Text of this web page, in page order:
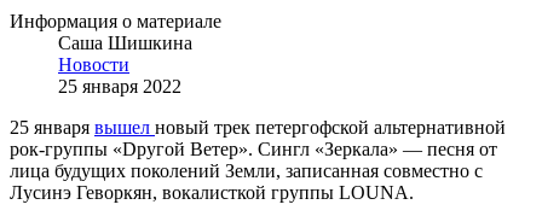
Информация о материале
Саша Шишкина
Новости
25 января 2022
25 января вышел новый трек петергофской альтернативной
рок-группы «Dругой Ветер». Сингл «Зеркала» — песня от
лица будущих поколений Земли, записанная совместно с
Лусинэ Геворкян, вокалисткой группы LOUNA.